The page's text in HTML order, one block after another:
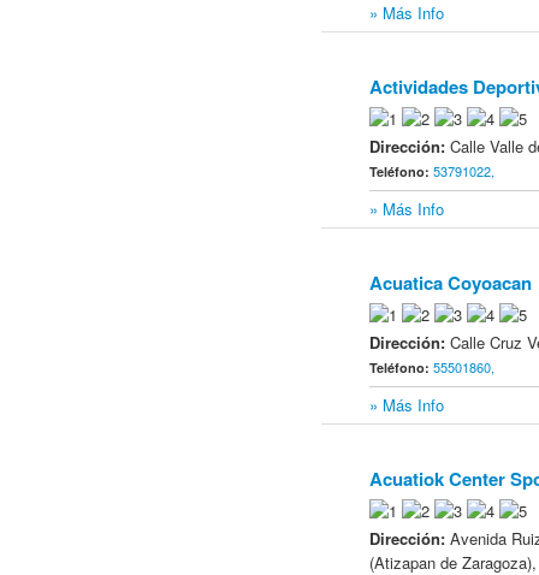
» Más Info
Actividades
Dirección:Calle Valle
Teléfono:53791022,
» Más Info
Acuatica Coyoacan
Dirección:Calle Cruz
Teléfono:55501860,
» Más Info
Acuatiok Center
Dirección:Avenida
(Atizapan de